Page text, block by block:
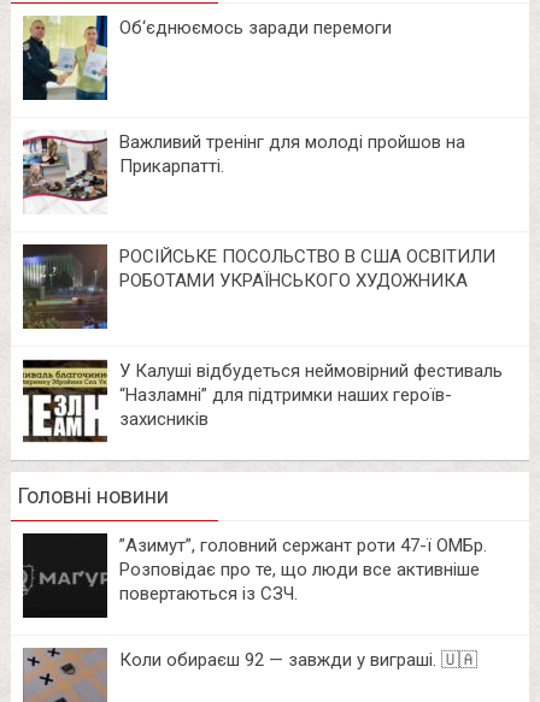
Об‘єднюємось заради перемоги
Важливий тренінг для молоді пройшов на
Прикарпатті.
РОСІЙСЬКЕ ПОСОЛЬСТВО В США ОСВІТИЛИ
РОБОТАМИ УКРАЇНСЬКОГО ХУДОЖНИКА
У Калуші відбудеться неймовірний фестиваль
“Назламні” для підтримки наших героїв-
захисників
Головні новини
⁨”Азимут”, головний сержант роти 47-ї ОМБр.
Розповідає про те, що люди все активніше
повертаються із СЗЧ.
Коли обираєш 92 — завжди у виграші. 🇺🇦